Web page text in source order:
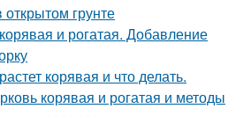
грунте
и рогатая. Добавление
корявая и что делать.
корявая и рогатая и методы